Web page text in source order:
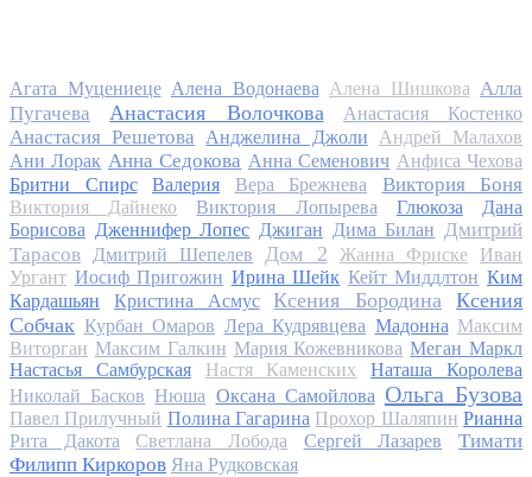
Агата Муцениеце Алена Водонаева Алена Шишкова Алла
Пугачева
Анастасия Волочкова Анастасия Костенко
Анастасия Решетова Анджелина Джоли
Андрей Малахов
Ани Лорак Анна Седокова Анна Семенович Анфиса Чехова
Бритни Спирс
Валерия Вера Брежнева Виктория Боня
Виктория Дайнеко Виктория Лопырева Глюкоза
Дана
Борисова Дженнифер Лопес Джиган Дима Билан Дмитрий
Тарасов
Дмитрий Шепелев Дом 2 Жанна Фриске
Иван
Ургант Иосиф Пригожин Ирина Шейк Кейт Миддлтон Ким
Кардашьян
Кристина Асмус Ксения Бородина
Ксения
Собчак Курбан Омаров Лера Кудрявцева Мадонна Максим
Виторган Максим Галкин Мария Кожевникова Меган Маркл
Настасья Самбурская
Настя Каменских
Наташа Королева
Николай Басков Нюша Оксана Самойлова Ольга Бузова
Павел Прилучный Полина Гагарина Прохор Шаляпин Рианна
Рита Дакота
Светлана Лобода Сергей Лазарев
Тимати
Филипп Киркоров Яна Рудковская